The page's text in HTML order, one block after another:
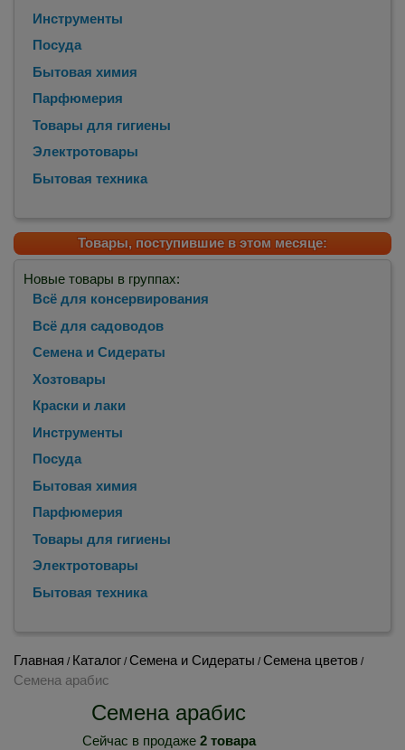
Инструменты
Посуда
Бытовая химия
Парфюмерия
Товары для гигиены
Электротовары
Бытовая техника
Товары, поступившие в этом месяце:
Новые товары в группах:
Всё для консервирования
Всё для садоводов
Семена и Сидераты
Хозтовары
Краски и лаки
Инструменты
Посуда
Бытовая химия
Парфюмерия
Товары для гигиены
Электротовары
Бытовая техника
Главная / Каталог /Семена и Сидераты /Семена цветов /
Семена арабис
Семена арабис
Сейчас в продаже 2 товара